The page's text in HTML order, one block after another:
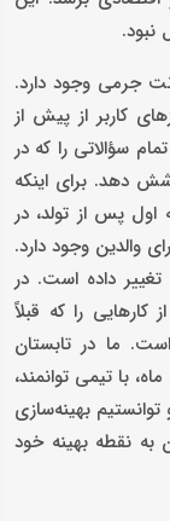
نبود.
جرمی وجود دارد.
کاربر از پیش از
سؤالاتی را که در
دهد. برای اینکه
پس از تولد، در
سؤال بالقوه برای والدین وجود دارد.
داده است. در
را که قبلاً
ما در تابستان
با تیمی توانمند،
بهینه‌سازی
نقطه بهینه خود